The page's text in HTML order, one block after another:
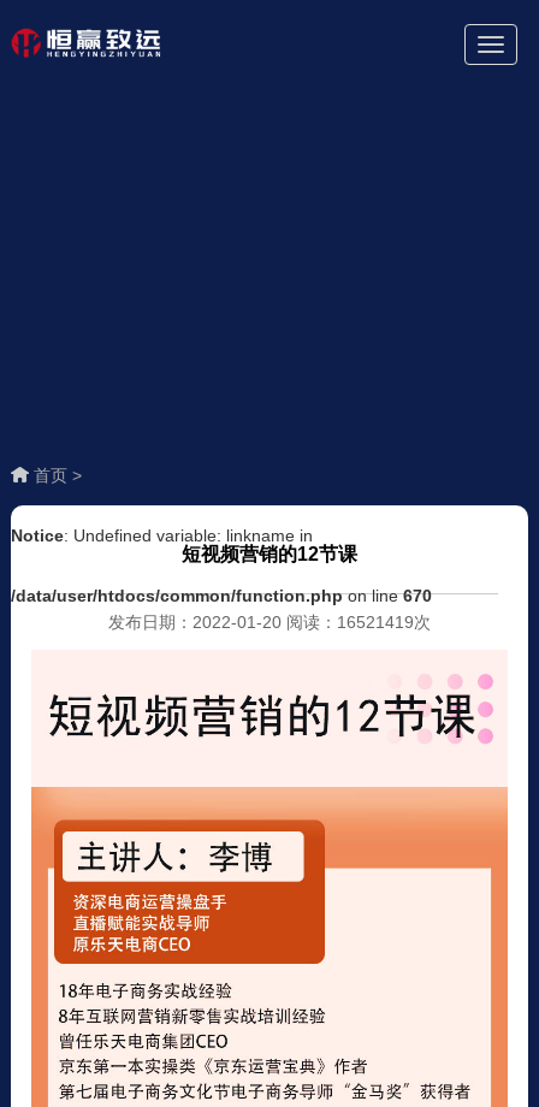
首页 >
Notice: Undefined variable: linkname in
/data/user/htdocs/common/function.phpon line670
短视频营销的12节课
发布日期：2022-01-20 阅读：16521419次